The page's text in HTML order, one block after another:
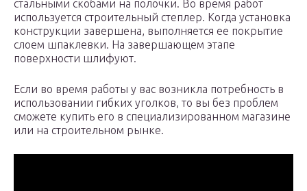
стальными скобами на полочки. Во время работ
используется строительный степлер. Когда установка
конструкции завершена, выполняется ее покрытие
слоем шпаклевки. На завершающем этапе
поверхности шлифуют.
Если во время работы у вас возникла потребность в
использовании гибких уголков, то вы без проблем
сможете купить его в специализированном магазине
или на строительном рынке.